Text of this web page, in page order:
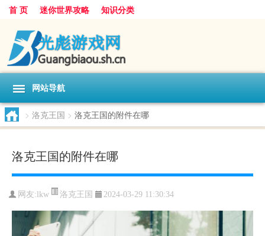
首 页 迷你世界攻略 知识分类
网站导航
> 洛克王国 > 洛克王国的附件在哪
洛克王国的附件在哪
网友: lkw 洛克王国 2024-03-29 11:30:34